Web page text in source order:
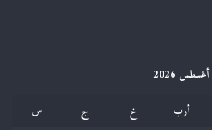
أغسطس 2026
أرب خ ج
س